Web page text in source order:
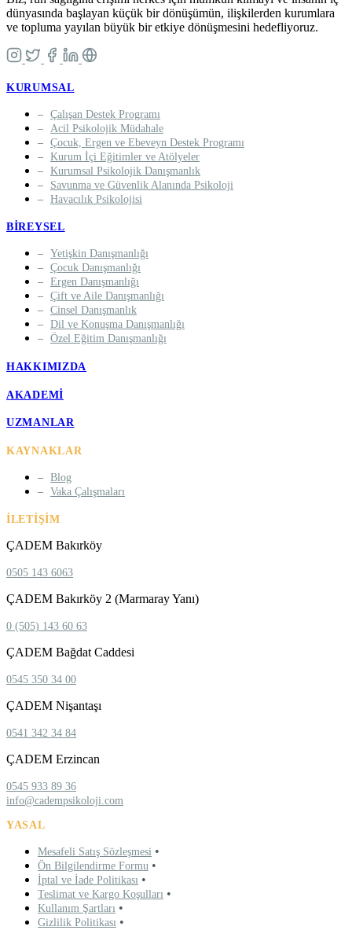
dünyasında başlayan küçük bir dönüşümün, ilişkilerden kurumlara
ve topluma yayılan büyük bir etkiye dönüşmesini hedefliyoruz.
KURUMSAL
Çalışan Destek Programı
Acil Psikolojik Müdahale
Çocuk, Ergen ve Ebeveyn Destek Programı
Kurum İçi Eğitimler ve Atölyeler
Kurumsal Psikolojik Danışmanlık
Savunma ve Güvenlik Alanında Psikoloji
Havacılık Psikolojisi
BIREYSEL
Yetişkin Danışmanlığı
Çocuk Danışmanlığı
Ergen Danışmanlığı
Çift ve Aile Danışmanlığı
Cinsel Danışmanlık
Dil ve Konuşma Danışmanlığı
Özel Eğitim Danışmanlığı
HAKKIMIZDA
AKADEMI
UZMANLAR
KAYNAKLAR
Blog
Vaka Çalışmaları
İLETIŞIM
ÇADEM Bakırköy
0505 143 6063
ÇADEM Bakırköy 2 (Marmaray Yanı)
0 (505) 143 60 63
ÇADEM Bağdat Caddesi
0545 350 34 00
ÇADEM Nişantaşı
0541 342 34 84
ÇADEM Erzincan
0545 933 89 36
info@cadempsikoloji.com
YASAL
Mesafeli Satış Sözleşmesi •
Ön Bilgilendirme Formu •
İptal ve İade Politikası •
Teslimat ve Kargo Koşulları •
Kullanım Şartları •
Gizlilik Politikası •